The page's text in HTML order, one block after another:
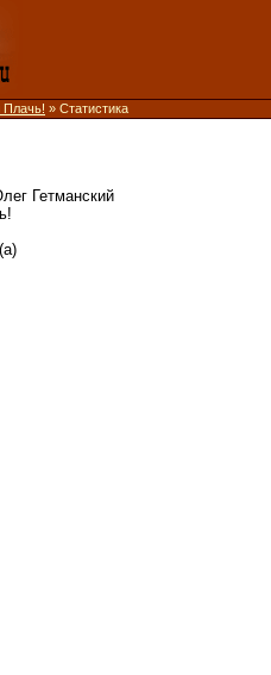
Плачь! » Статистика
Гетманский